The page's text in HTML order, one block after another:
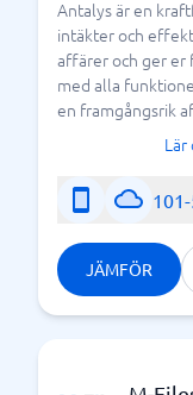
Antalys är en
intäkter och
affärer och ger
med alla
en framgångsrik
Lär
JÄMFÖR